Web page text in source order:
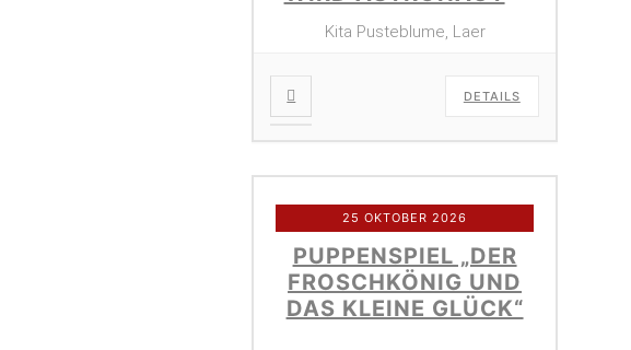
Kita Pusteblume, Laer
DETAILS
25 OKTOBER 2026
PUPPENSPIEL „DER
FROSCHKÖNIG UND
DAS KLEINE GLÜCK“